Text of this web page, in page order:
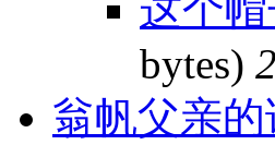
bytes)
翁帆父亲